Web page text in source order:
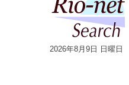
2026年8月9日 日曜日